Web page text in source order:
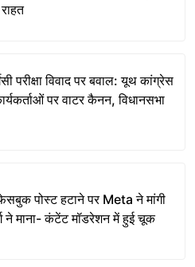
परीक्षा विवाद पर बवाल: यूथ कांग्रेस
पर वाटर कैनन, विधानसभा
पोस्ट हटाने पर Meta ने मांगी
ने माना- कंटेंट मॉडरेशन में हुई चूक